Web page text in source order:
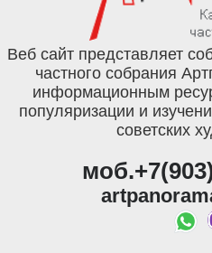
Веб сайт представляет
частного собрания
информационным
популяризации и
советских